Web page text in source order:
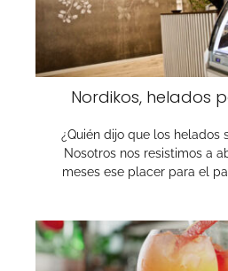
Nordikos, helados
¿Quién dijo que los helados
Nosotros nos resistimos a
meses ese placer para el